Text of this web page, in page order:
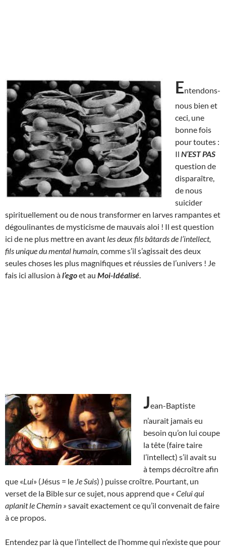
Entendons-
nous bien et
ceci, une
bonne fois
pour toutes :
Il N’EST PAS
question de
disparaître,
de nous
suicider
spirituellement ou de nous transformer en larves rampantes et
dégoulinantes de mysticisme de mauvais aloi ! Il est question
ici de ne plus mettre en avant les deux fils bâtards de l’intellect,
fils unique du mental humain, comme s’il s’agissait des deux
seules choses les plus magnifiques et réussies de l’univers ! Je
fais ici allusion àl’egoet au Moi-Idéalisé
Jean-Baptiste
n’aurait jamais eu
besoin qu’on lui coupe
la tête (faire taire
l’intellect) s’il avait su
à temps décroître afin
que «Lui» (Jésus = le Je Suis) ) puisse croître. Pourtant, un
verset de la Bible sur ce sujet, nous apprend que « Celui qui
aplanit le Chemin » savait exactement ce qu’il convenait de faire
à ce propos.
Entendez par là que l’intellect de l’homme qui n’existe que pour